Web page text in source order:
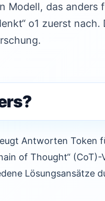
Modell, das anders
o1 zuerst
Antworten Token
of Thought“
Lösungsansätze